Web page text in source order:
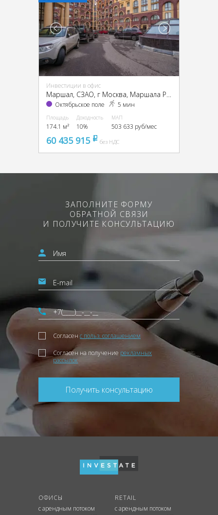
Инвестиции в офис
Маршал, CЗАО, г Москва, Маршала Рыбалко ул., 2
Октябрьское поле 5 мин
Площадь
174.1 м²
Доходность
10%
МАП
503 633 руб/мес
60 435 915 pуббез НДС
ЗАПОЛНИТЕ ФОРМУ
ОБРАТНОЙ СВЯЗИ
И ПОЛУЧИТЕ КОНСУЛЬТАЦИЮ
Согласен с польз. соглашением
Согласен на получение рекламных
рассылок
Получить консультацию
ОФИСЫ
с арендным потоком
RETAIL
с арендным потоком